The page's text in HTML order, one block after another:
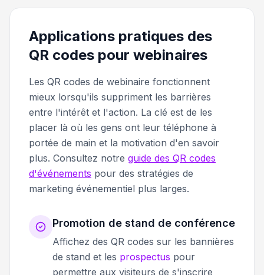
Applications pratiques des
QR codes pour webinaires
Les QR codes de webinaire fonctionnent
mieux lorsqu'ils suppriment les barrières
entre l'intérêt et l'action. La clé est de les
placer là où les gens ont leur téléphone à
portée de main et la motivation d'en savoir
plus. Consultez notre guide des QR codes
d'événements pour des stratégies de
marketing événementiel plus larges.
Promotion de stand de conférence
Affichez des QR codes sur les bannières
de stand et les prospectus pour
permettre aux visiteurs de s'inscrire